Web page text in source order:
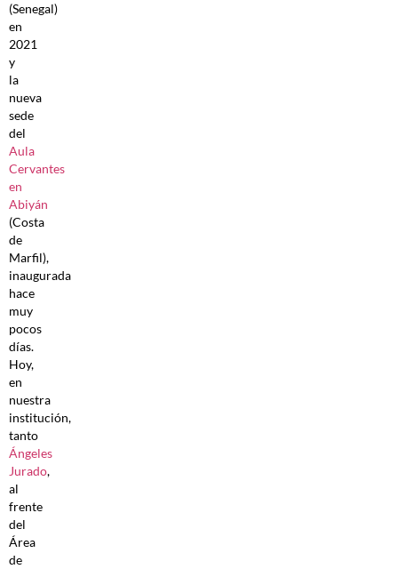
(Senegal)
en
2021
y
la
nueva
sede
del
Aula
Cervantes
en
Abiyán
(Costa
de
Marfil),
inaugurada
hace
muy
pocos
días.
Hoy,
en
nuestra
institución,
tanto
Ángeles
Jurado,
al
frente
del
Área
de